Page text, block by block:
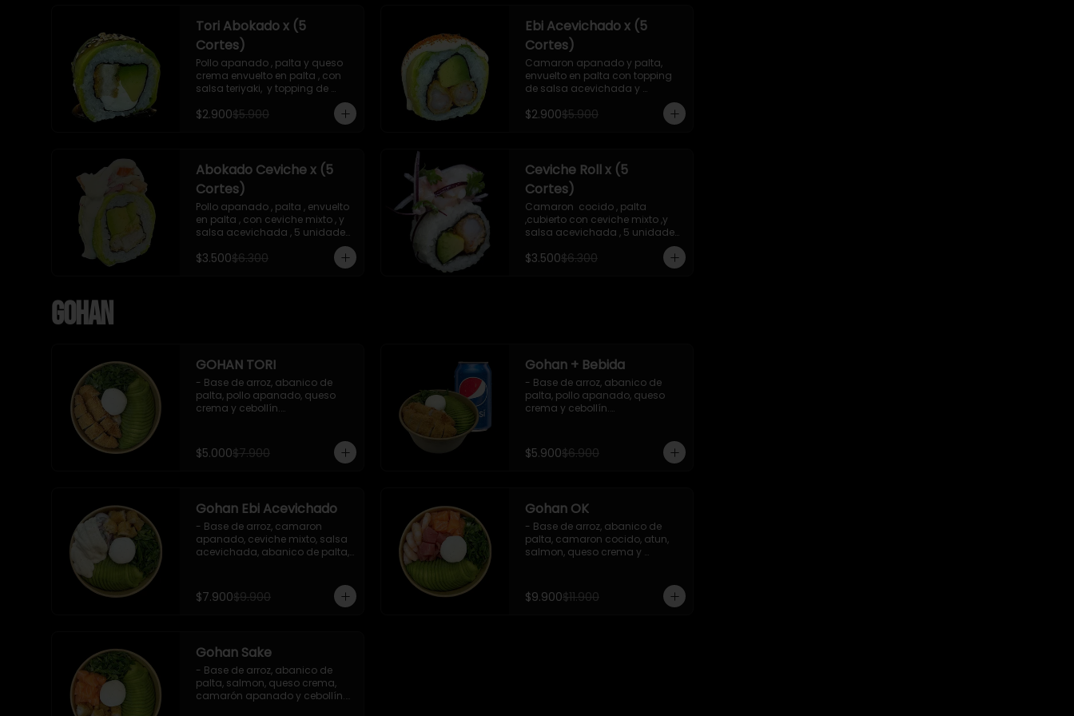
Tori Abokado x (5
Cortes)
Pollo apanado , palta y queso
crema envuelto en palta , con
salsa teriyaki,  y topping de
sesamo , 5 unidades , incluye 1
soya  de 15 ml
$2.900$5.900
Ebi Acevichado x (5
Cortes)
Camaron apanado y palta,
envuelto en palta con topping
de salsa acevichada y
chichimi , 5 unidades , incluye 1
soya de 15 ml
$2.900$5.900
Abokado Ceviche x (5
Cortes)
Pollo apanado , palta , envuelto
en palta , con ceviche mixto , y
salsa acevichada , 5 unidades
$3.500$6.300
Ceviche Roll x (5
Cortes)
Camaron  cocido , palta
,cubierto con ceviche mixto ,y
salsa acevichada , 5 unidades
$3.500$6.300
Gohan
GOHAN TORI
- Base de arroz, abanico de
palta, pollo apanado, queso
crema y cebollín.
$5.000$7.900
Gohan + Bebida
- Base de arroz, abanico de
palta, pollo apanado, queso
crema y cebollín.
disponibilidad)
$5.900$6.900
Gohan Ebi Acevichado
- Base de arroz, camaron
apanado, ceviche mixto, salsa
acevichada, abanico de palta,
$7.900$9.900
Gohan OK
- Base de arroz, abanico de
palta, camaron cocido, atun,
salmon, queso crema y
$9.900$11.900
Gohan Sake
- Base de arroz, abanico de
palta, salmon, queso crema,
camarón apanado y cebollín.